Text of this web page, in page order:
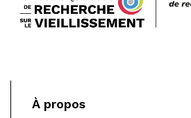
À propos